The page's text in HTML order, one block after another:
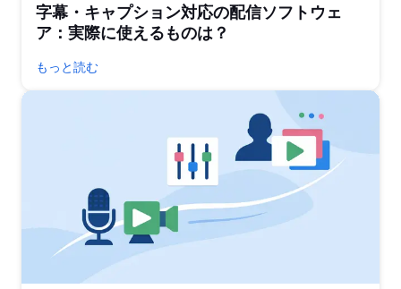
字幕・キャプション対応の配信ソフトウェ
ア：実際に使えるものは？
もっと読む